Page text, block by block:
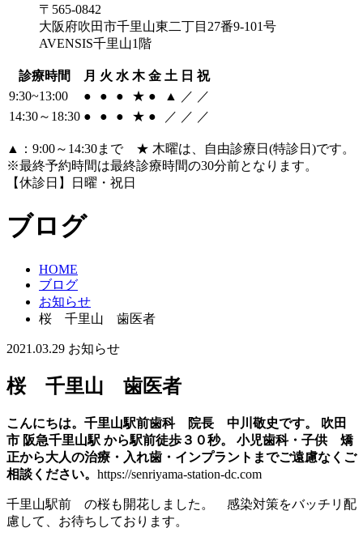
〒565-0842
大阪府吹田市千里山東二丁目27番9-101号
AVENSIS千里山1階
診療時間 月 火 水 木 金 土 日 祝
9:30~13:00
● ● ● ★ ● ▲ ／ ／
14:30～18:30 ● ● ● ★ ● ／ ／ ／
▲：9:00～14:30まで ★ 木曜は、自由診療日(特診日)です。
※最終予約時間は最終診療時間の30分前となります。
【休診日】日曜・祝日
ブログ
HOME
ブログ
お知らせ
桜 千里山 歯医者
2021.03.29 お知らせ
桜 千里山 歯医者
こんにちは。千里山駅前歯科 院長 中川敬史です。 吹田
市 阪急千里山駅 から駅前徒歩３０秒。 小児歯科・子供 矯
正から大人の治療・入れ歯・インプラントまでご遠慮なくご
相談ください。 https://senriyama-station-dc.com
千里山駅前 の桜も開花しました。 感染対策をバッチリ配
慮して、お待ちしております。